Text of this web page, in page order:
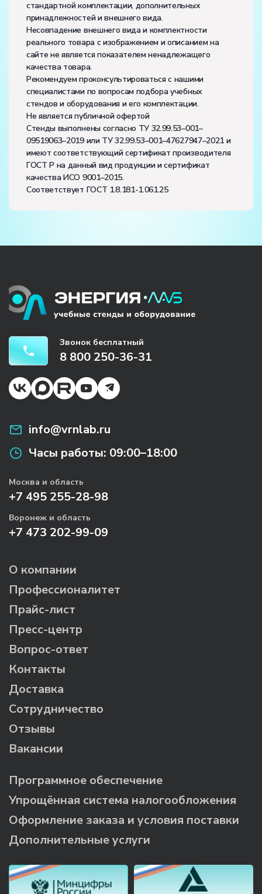
стандартной комплектации, дополнительных
принадлежностей и внешнего вида.
Несовпадение внешнего вида и комплектности
реального товара с изображением и описанием на
сайте не является показателем ненадлежащего
качества товара.
Рекомендуем проконсультироваться с нашими
специалистами по вопросам подбора учебных
стендов и оборудования и его комплектации.
Не является публичной офертой
Стенды выполнены согласно ТУ 32.99.53–001–
09519063–2019 или ТУ 32.99.53–001–47627947–2021 и
имеют соответствующий сертификат производителя
ГОСТ Р на данный вид продукции и сертификат
качества ИСО 9001–2015.
Соответствует ГОСТ 1.8.181-1.061.25
Звонок бесплатный
8 800 250-36-31
info@vrnlab.ru
Часы работы: 09:00–18:00
Москва и область
+7 495 255-28-98
Воронеж и область
+7 473 202-99-09
О компании
Профессионалитет
Прайс-лист
Пресс-центр
Вопрос-ответ
Контакты
Доставка
Сотрудничество
Отзывы
Вакансии
Программное обеспечение
Упрощённая система налогообложения
Оформление заказа и условия поставки
Дополнительные услуги